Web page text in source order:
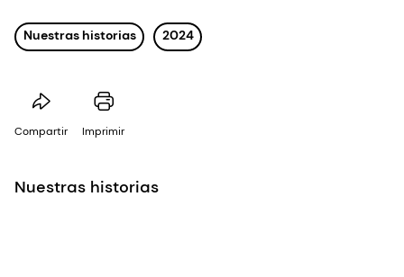
Nuestras historias 2024
Compartir Imprimir
Nuestras historias